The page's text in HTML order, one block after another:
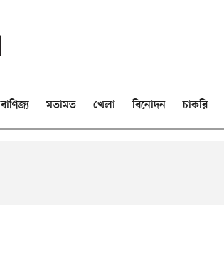
বাণিজ্য মতামত খেলা বিনোদন চাকরি